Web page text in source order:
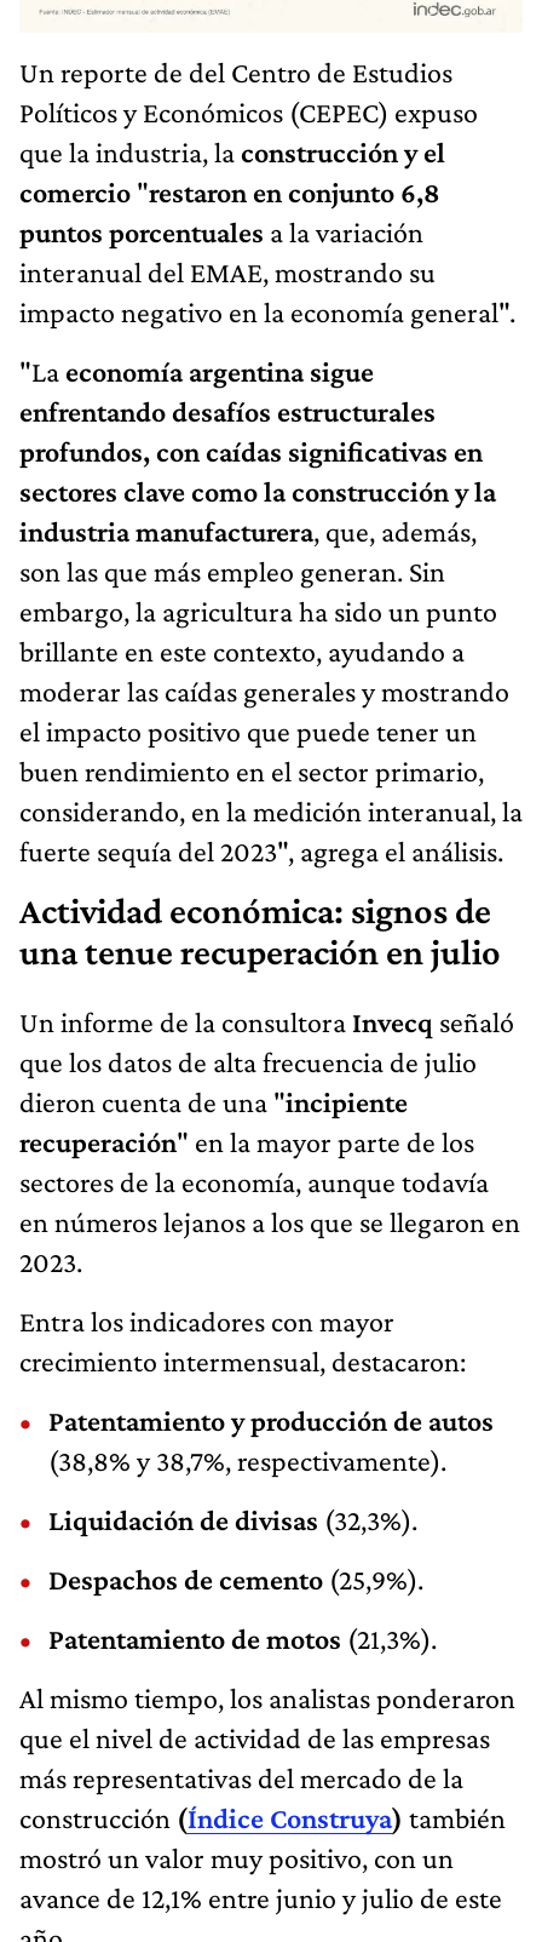
Un reporte de del Centro de Estudios
Políticos y Económicos (CEPEC) expuso
que la industria, laconstrucción y el
comercio "restaron en conjunto 6,8
puntos porcentuales a la variación
interanual del EMAE, mostrando su
impacto negativo en la economía general".
"La economía argentina sigue
enfrentando desafíos estructurales
profundos, con caídas significativas en
sectores clave como la construcción y la
industria manufacturera, que, además,
son las que más empleo generan. Sin
embargo, la agricultura ha sido un punto
brillante en este contexto, ayudando a
moderar las caídas generales y mostrando
el impacto positivo que puede tener un
buen rendimiento en el sector primario,
considerando, en la medición interanual, la
fuerte sequía del 2023", agrega el análisis.
Actividad económica: signos de
una tenue recuperación en julio
Un informe de la consultora Invecq señaló
que los datos de alta frecuencia de julio
dieron cuenta de una "incipiente
recuperación" en la mayor parte de los
sectores de la economía, aunque todavía
en números lejanos a los que se llegaron en
2023.
Entra los indicadores con mayor
crecimiento intermensual, destacaron:
Patentamiento y producción de autos
(38,8% y 38,7%, respectivamente).
Liquidación de divisas (32,3%).
Despachos de cemento (25,9%).
Patentamiento de motos (21,3%).
Al mismo tiempo, los analistas ponderaron
que el nivel de actividad de las empresas
más representativas del mercado de la
construcción (Índice Construya) también
mostró un valor muy positivo, con un
avance de 12,1% entre junio y julio de este